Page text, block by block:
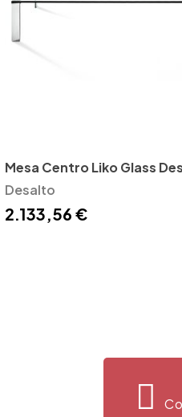
Mesa Centro Liko Glass
Desalto
2.133,56 €